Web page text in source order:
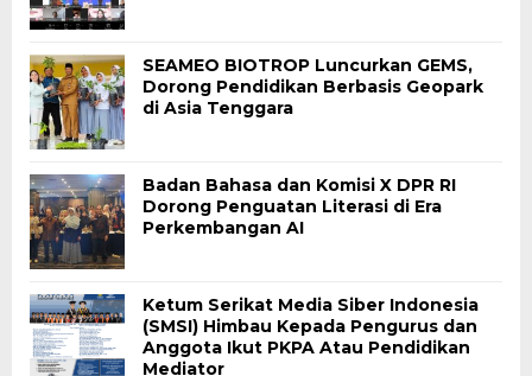
SEAMEO BIOTROP Luncurkan GEMS,
Dorong Pendidikan Berbasis Geopark
di Asia Tenggara
Badan Bahasa dan Komisi X DPR RI
Dorong Penguatan Literasi di Era
Perkembangan AI
Ketum Serikat Media Siber Indonesia
(SMSI) Himbau Kepada Pengurus dan
Anggota Ikut PKPA Atau Pendidikan
Mediator